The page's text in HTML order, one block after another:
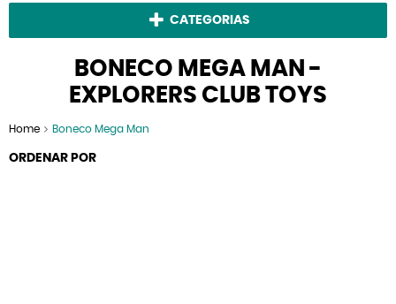
CATEGORIAS
BONECO MEGA MAN -
EXPLORERS CLUB TOYS
Home Boneco Mega Man
ORDENAR POR